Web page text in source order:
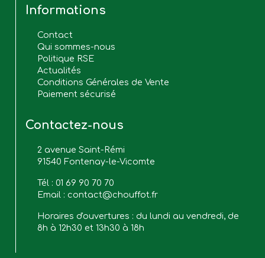
Informations
Contact
Qui sommes-nous
Politique RSE
Actualités
Conditions Générales de Vente
Paiement sécurisé
Contactez-nous
2 avenue Saint-Rémi
91540 Fontenay-le-Vicomte
Tél : 01 69 90 70 70
Email : contact@chouffot.fr
Horaires d'ouvertures : du lundi au vendredi, de
8h à 12h30 et 13h30 à 18h